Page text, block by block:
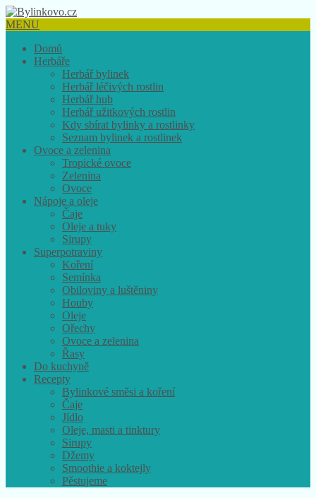
MENU
Domů
Herbáře
Herbář bylinek
Herbář léčivých rostlin
Herbář hub
Herbář užitkových rostlin
Kdy sbírat bylinky a rostlinky
Seznam bylinek a rostlinek
Ovoce a zelenina
Tropické ovoce
Zelenina
Ovoce
Nápoje a oleje
Čaje
Oleje a tuky
Sirupy
Superpotraviny
Koření
Semínka
Obiloviny a luštěniny
Houby
Oleje
Ořechy
Ovoce a zelenina
Řasy
Do kuchyně
Recepty
Bylinkové směsi a koření
Čaje
Jídlo
Oleje, masti a tinktury
Sirupy
Džemy
Smoothie a koktejly
Pěstujeme